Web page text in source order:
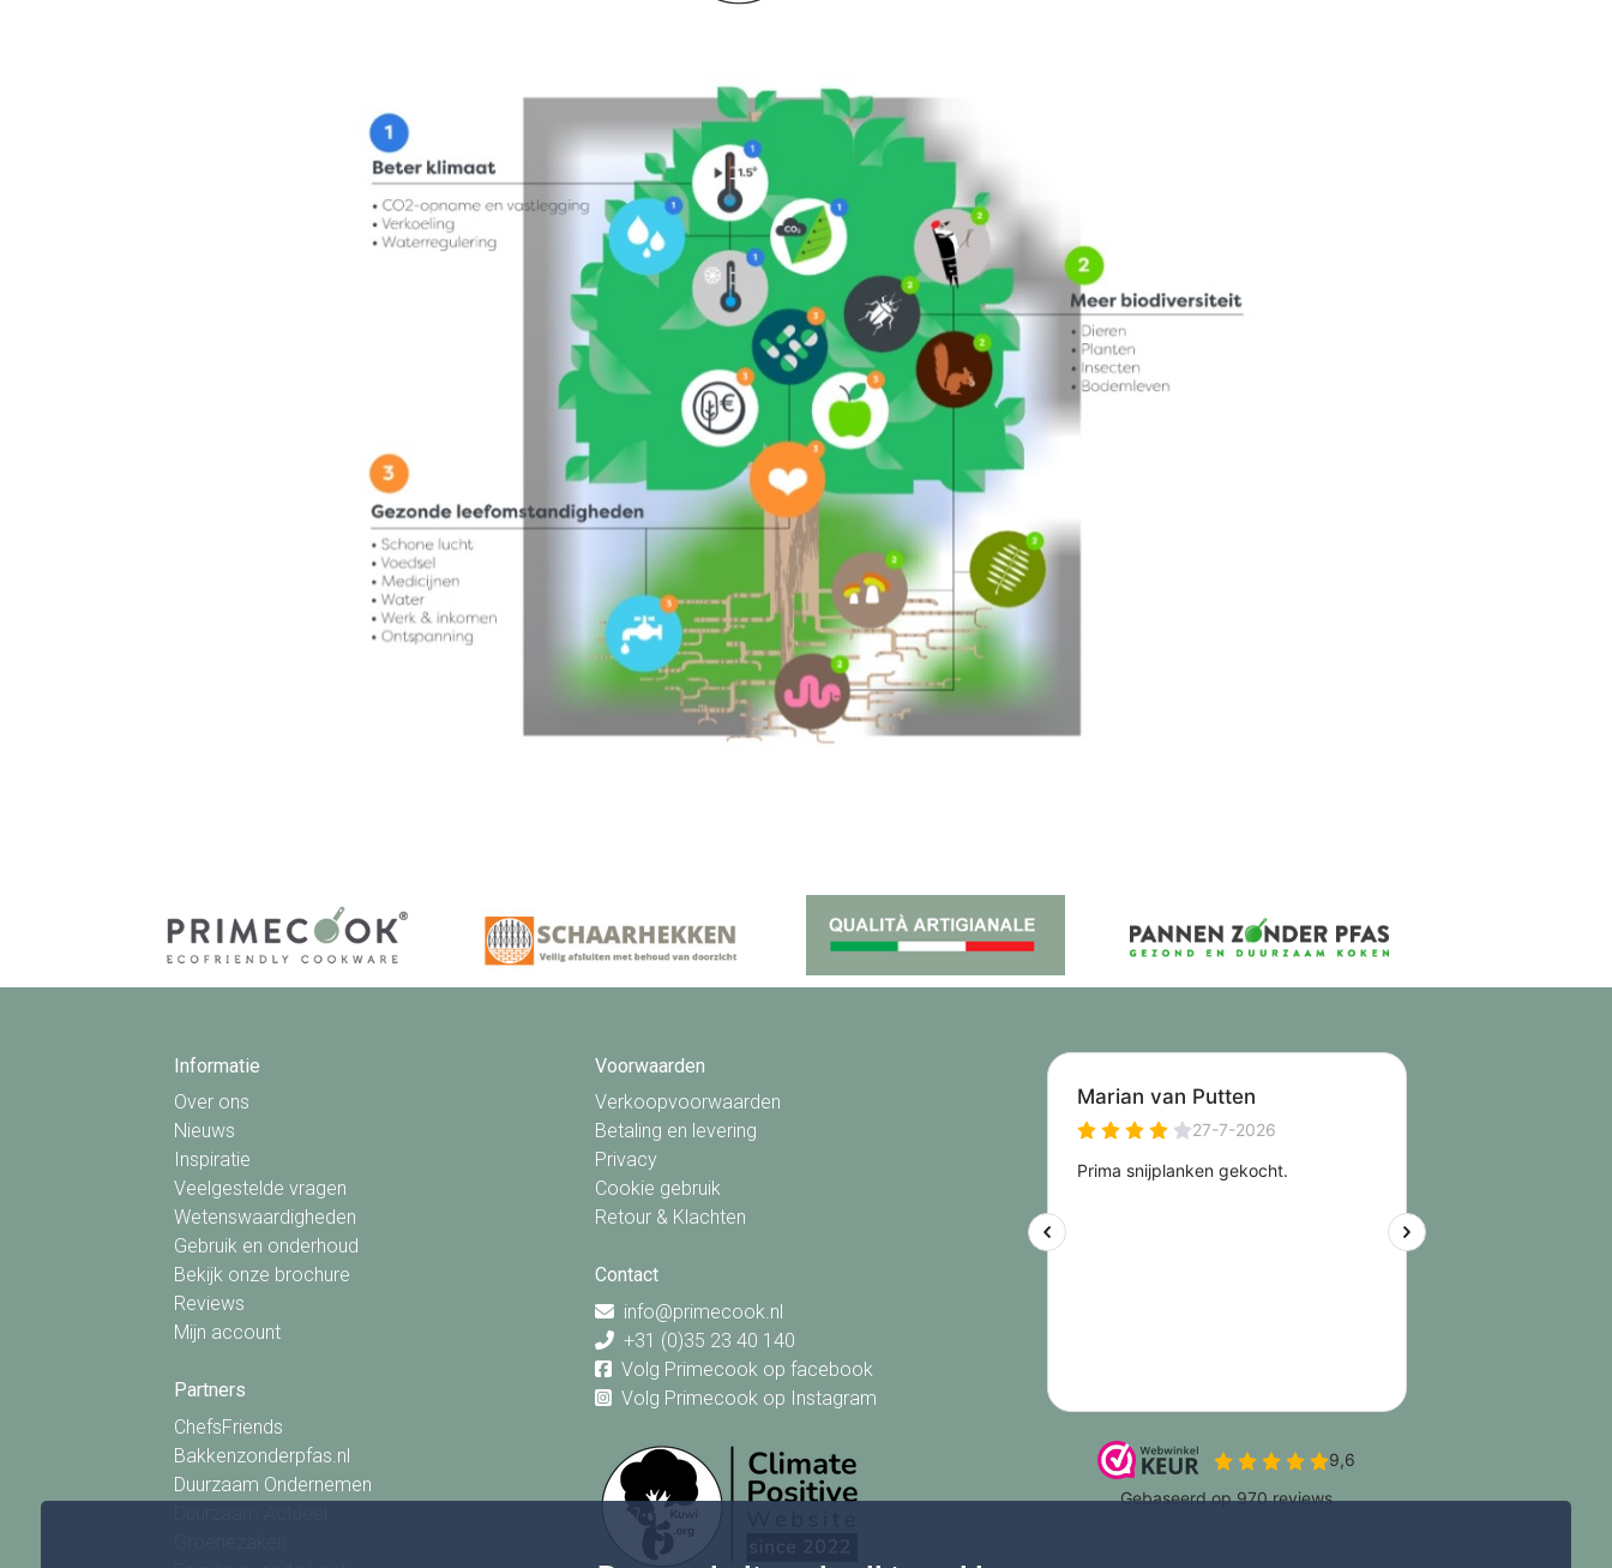
Informatie
Over ons
Nieuws
Inspiratie
Veelgestelde vragen
Wetenswaardigheden
Gebruik en onderhoud
Bekijk onze brochure
Reviews
Mijn account
Partners
ChefsFriends
Bakkenzonderpfas.nl
Duurzaam Ondernemen
Voorwaarden
Verkoopvoorwaarden
Betaling en levering
Privacy
Cookie gebruik
Retour & Klachten
Contact
info@primecook.nl
+31 (0)35 23 40 140
Volg Primecook op facebook
Volg Primecook op Instagram